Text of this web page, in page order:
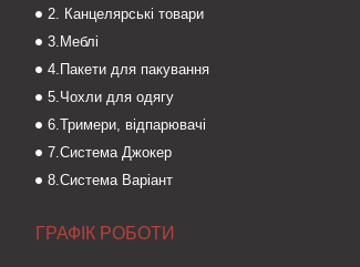
2. Канцелярські товари
3.Меблі
4.Пакети для пакування
5.Чохли для одягу
6.Тримери, відпарювачі
7.Система Джокер
8.Система Варіант
ГРАФІК РОБОТИ